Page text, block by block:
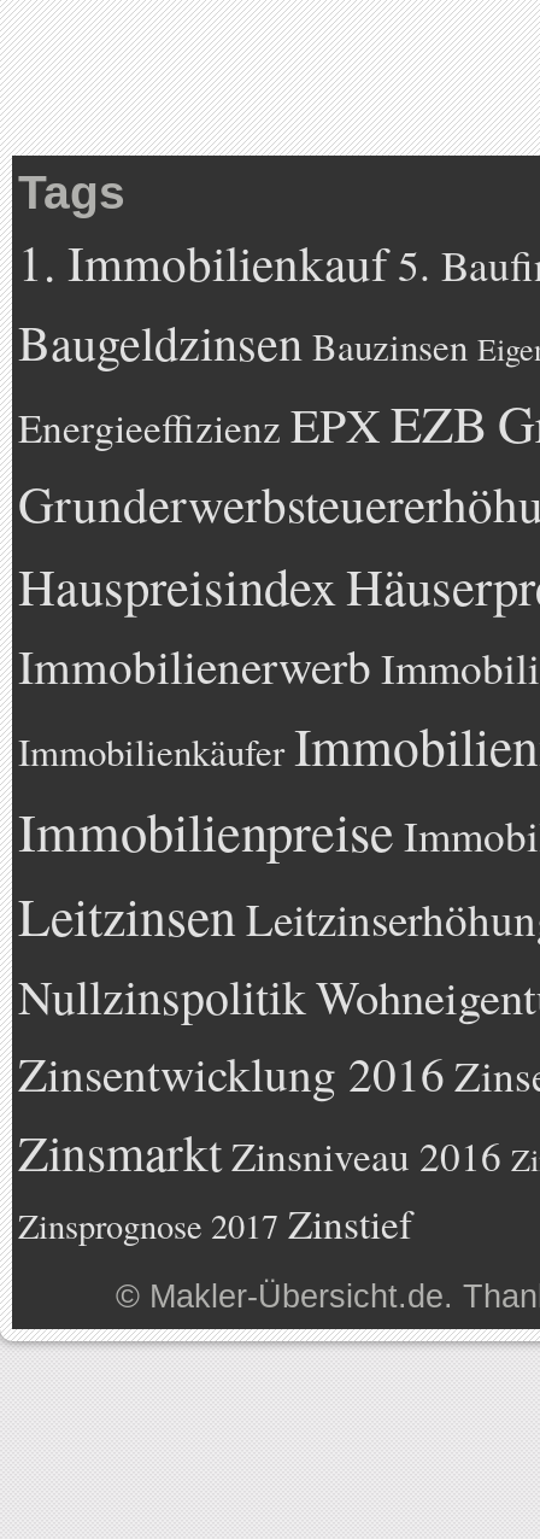
Tags
1. Immobilienkauf5.
BaugeldzinsenBauzinsen
Energieeffizienz EPXEZB
Hauspreisindex
Immobilienerwerb
Immobilienkäufer
Immobilienpreise
Leitzinsen
Nullzinspolitik
Zinsentwicklung 2016
Zinsmarkt Zinsniveau 2016
Zinsprognose 2017 Zinstief
© Makler-Übersicht.de.